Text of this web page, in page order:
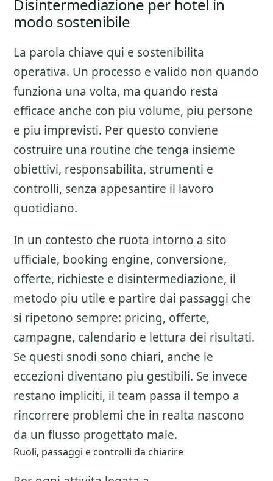
Disintermediazione per hotel in
modo sostenibile
La parola chiave qui e sostenibilita
operativa. Un processo e valido non quando
funziona una volta, ma quando resta
efficace anche con piu volume, piu persone
e piu imprevisti. Per questo conviene
costruire una routine che tenga insieme
obiettivi, responsabilita, strumenti e
controlli, senza appesantire il lavoro
quotidiano.
In un contesto che ruota intorno a sito
ufficiale, booking engine, conversione,
offerte, richieste e disintermediazione, il
metodo piu utile e partire dai passaggi che
si ripetono sempre: pricing, offerte,
campagne, calendario e lettura dei risultati.
Se questi snodi sono chiari, anche le
eccezioni diventano piu gestibili. Se invece
restano impliciti, il team passa il tempo a
rincorrere problemi che in realta nascono
da un flusso progettato male.
Ruoli, passaggi e controlli da chiarire